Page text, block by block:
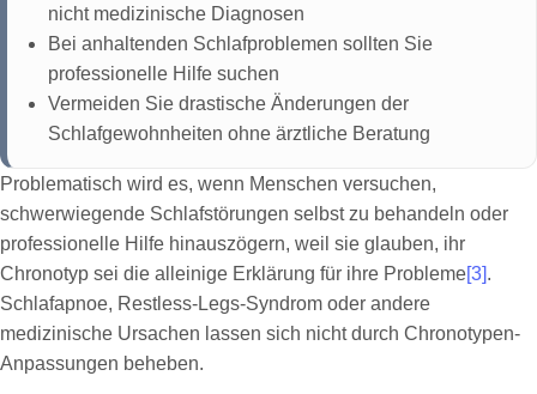
nicht medizinische Diagnosen
Bei anhaltenden Schlafproblemen sollten Sie
professionelle Hilfe suchen
Vermeiden Sie drastische Änderungen der
Schlafgewohnheiten ohne ärztliche Beratung
Problematisch wird es, wenn Menschen versuchen,
schwerwiegende Schlafstörungen selbst zu behandeln oder
professionelle Hilfe hinauszögern, weil sie glauben, ihr
Chronotyp sei die alleinige Erklärung für ihre Probleme[3].
Schlafapnoe, Restless-Legs-Syndrom oder andere
medizinische Ursachen lassen sich nicht durch Chronotypen-
Anpassungen beheben.